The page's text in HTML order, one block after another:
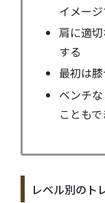
イメー
肩に適
する
最初は
ベンチ
ことも
レベル別のト